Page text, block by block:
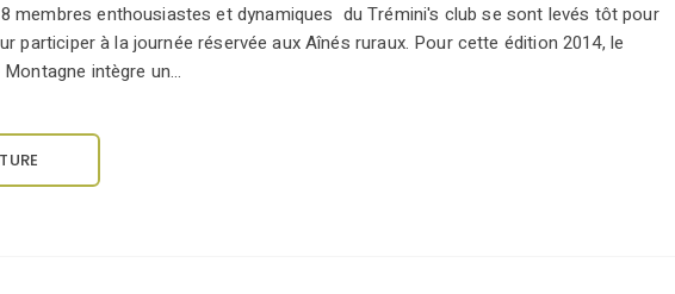
membres enthousiastes et dynamiques du Trémini's club se sont levés tôt pour
participer à la journée réservée aux Aînés ruraux. Pour cette édition 2014, le
intègre un…